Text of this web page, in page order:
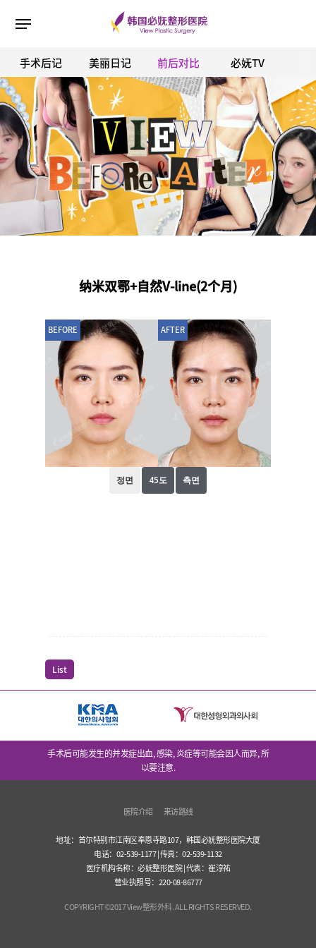
ESC 버튼을 누르면 검색창을 닫을 수 있습니다.
手术后记 美丽日记 前后对比 必妩TV
纳米双鄂+自然V-line(2个月)
BEFORE AFTER
List
手术后可能发生的并发症出血, 感染, 炎症等可能会因人而异, 所
以要注意.
医院介绍 来访路线
地址：首尔特别市江南区奉恩寺路107，韩国必妩整形医院大厦
电话：02-539-1177 | 传真：02-539-1132
医疗机构名称：必妩整形医院 | 代表：崔淳祐
营业执照号：220-08-86777
COPYRIGHT©2017 View整形外科. ALL RIGHTS RESERVED.